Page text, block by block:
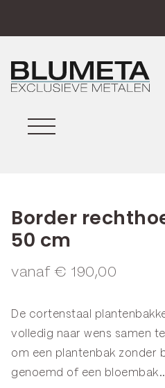
Border
50 cm
vanaf € 190,00
De cortenstaal
volledig naar wens samen
om een plantenbak zonder
genoemd of een bloembak